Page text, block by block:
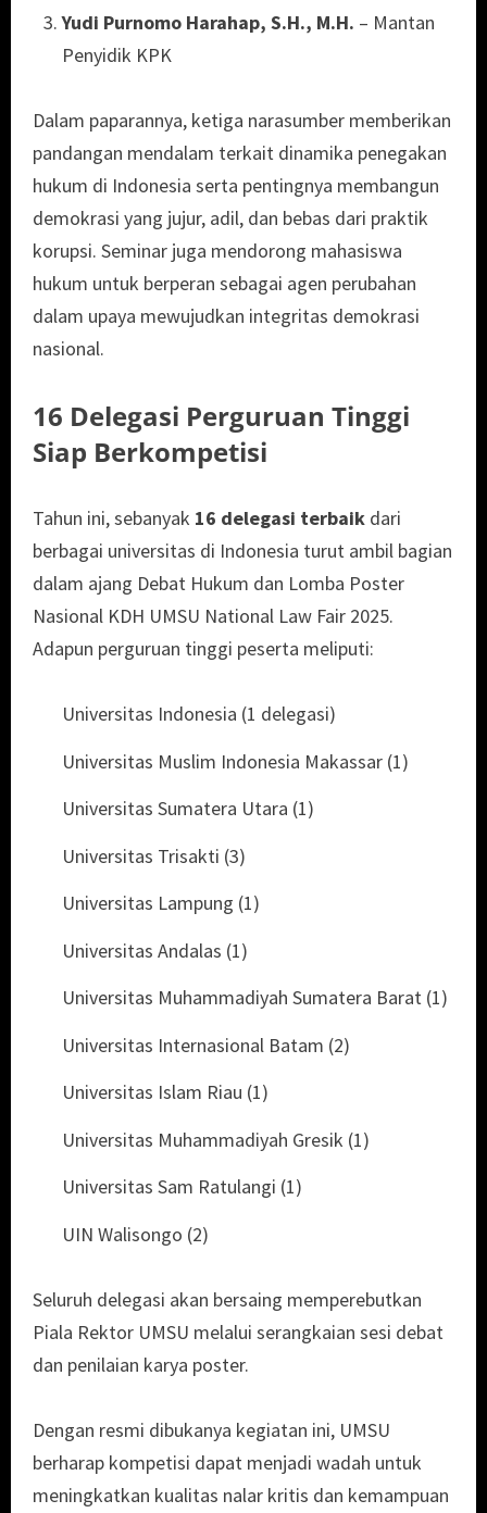
Yudi Purnomo Harahap, S.H., M.H. – Mantan
Penyidik KPK
Dalam paparannya, ketiga narasumber memberikan
pandangan mendalam terkait dinamika penegakan
hukum di Indonesia serta pentingnya membangun
demokrasi yang jujur, adil, dan bebas dari praktik
korupsi. Seminar juga mendorong mahasiswa
hukum untuk berperan sebagai agen perubahan
dalam upaya mewujudkan integritas demokrasi
nasional.
16 Delegasi Perguruan Tinggi
Siap Berkompetisi
Tahun ini, sebanyak 16 delegasi terbaik dari
berbagai universitas di Indonesia turut ambil bagian
dalam ajang Debat Hukum dan Lomba Poster
Nasional KDH UMSU National Law Fair 2025.
Adapun perguruan tinggi peserta meliputi:
Universitas Indonesia (1 delegasi)
Universitas Muslim Indonesia Makassar (1)
Universitas Sumatera Utara (1)
Universitas Trisakti (3)
Universitas Lampung (1)
Universitas Andalas (1)
Universitas Muhammadiyah Sumatera Barat (1)
Universitas Internasional Batam (2)
Universitas Islam Riau (1)
Universitas Muhammadiyah Gresik (1)
Universitas Sam Ratulangi (1)
UIN Walisongo (2)
Seluruh delegasi akan bersaing memperebutkan
Piala Rektor UMSU melalui serangkaian sesi debat
dan penilaian karya poster.
Dengan resmi dibukanya kegiatan ini, UMSU
berharap kompetisi dapat menjadi wadah untuk
meningkatkan kualitas nalar kritis dan kemampuan